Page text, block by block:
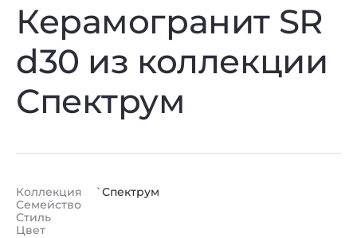
Керамогранит SR
d30 из коллекции
Спектрум
Коллекция
Семейство
Стиль
Цвет
`Спектрум